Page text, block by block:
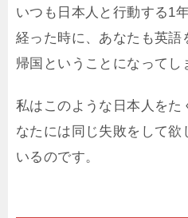
いつも日本人と行動する1
経った時に、あなたも英語
帰国ということになってし
私はこのような日本人をた
なたには同じ失敗をして欲
いるのです。